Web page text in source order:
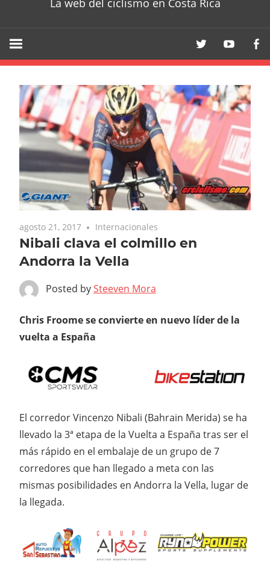
La web del ciclismo en Costa Rica
agosto 21, 2017 Internacionales
Nibali clava el colmillo en
Andorra la Vella
Posted bySteeven Mora
Chris Froome se convierte en nuevo líder de la
vuelta a España
El corredor Vincenzo Nibali (Bahrain Merida) se ha
llevado la 3ª etapa de la Vuelta a España tras ser el
más rápido en el embalaje de un grupo de 7
corredores que han llegado a meta con las
mismas posibilidades en Andorra la Vella, lugar de
la llegada.